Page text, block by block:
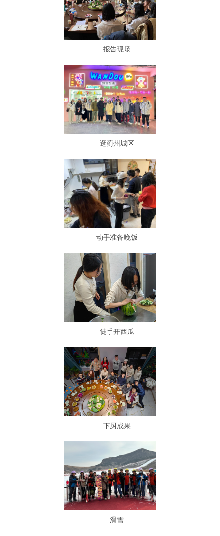
报告现场
逛蓟州城区
动手准备晚饭
徒手开西瓜
下厨成果
滑雪